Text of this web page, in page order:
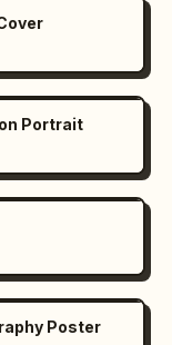
Portrait
Poster